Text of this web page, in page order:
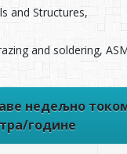
and Structures,
and soldering,
недељно
године